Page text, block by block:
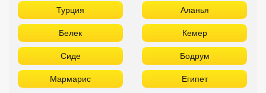
Турция Аланья
Белек Кемер
Сиде Бодрум
Мармарис Египет